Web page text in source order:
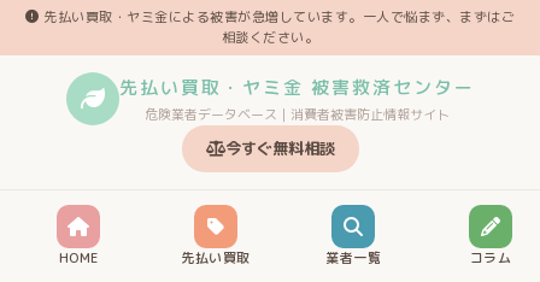
先払い買取・ヤミ金による被害が急増しています。一人で悩まず、まずはご
相談ください。
先払い買取・ヤミ金 被害救済センター
危険業者データベース｜消費者被害防止情報サイト
今すぐ無料相談
HOME 先払い買取 業者一覧 コラム